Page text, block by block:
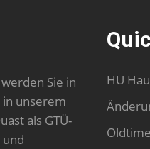
Sie in
unserem
als GTÜ-
HU